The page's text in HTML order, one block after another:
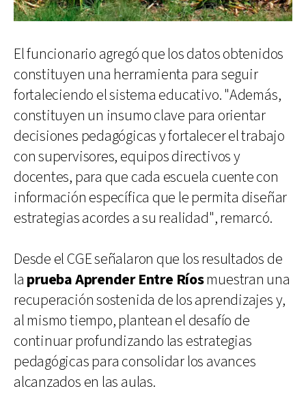
El funcionario agregó que los datos obtenidos
constituyen una herramienta para seguir
fortaleciendo el sistema educativo. "Además,
constituyen un insumo clave para orientar
decisiones pedagógicas y fortalecer el trabajo
con supervisores, equipos directivos y
docentes, para que cada escuela cuente con
información específica que le permita diseñar
estrategias acordes a su realidad", remarcó.
Desde el CGE señalaron que los resultados de
la prueba Aprender Entre Ríosmuestran una
recuperación sostenida de los aprendizajes y,
al mismo tiempo, plantean el desafío de
continuar profundizando las estrategias
pedagógicas para consolidar los avances
alcanzados en las aulas.